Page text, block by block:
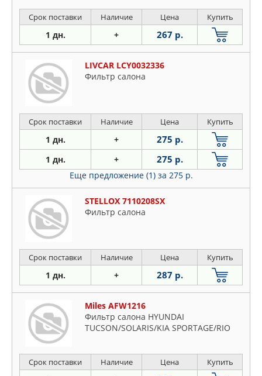
Срок поставки Наличие Цена Купить
1 дн. + 267 р.
LIVCAR LCY0032336
Фильтр салона
Срок поставки Наличие Цена Купить
1 дн. + 275 р.
1 дн. + 275 р.
Еще предложение (1) за 275 р.
STELLOX 7110208SX
Фильтр салона
Срок поставки Наличие Цена Купить
1 дн. + 287 р.
Miles AFW1216
Фильтр салона HYUNDAI
TUCSON/SOLARIS/KIA SPORTAGE/RIO
Срок поставки Наличие Цена Купить